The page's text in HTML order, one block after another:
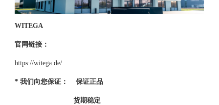
WITEGA
官网链接：
https://witega.de/
* 我们向您保证： 保证正品
货期稳定